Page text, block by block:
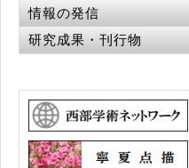
情報の発信
研究成果・刊行物